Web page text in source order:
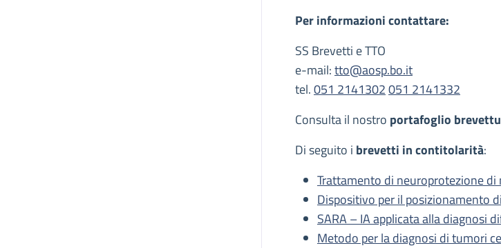
Per informazioni contattare:
SS Brevetti e TTO
e-mail:tto@aosp.bo.it
tel.051 2141302051 2141332
Consulta il nostro portafoglio
Di seguito i brevetti in contitolarità:
Trattamento di neuroprotezione
Dispositivo per il posizionamento
SARA – IA applicata alla diagnosi
Metodo per la diagnosi di tumori